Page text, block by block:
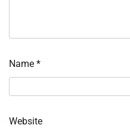
Name *
Website